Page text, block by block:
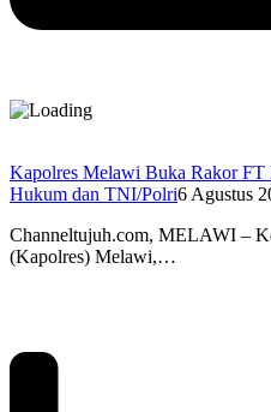
Kapolres Melawi Buka Rakor FT
Hukum dan TNI/Polri6 Agustus
Channeltujuh.com, MELAWI –
(Kapolres) Melawi,…